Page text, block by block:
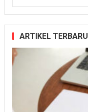
ARTIKEL TERBARU